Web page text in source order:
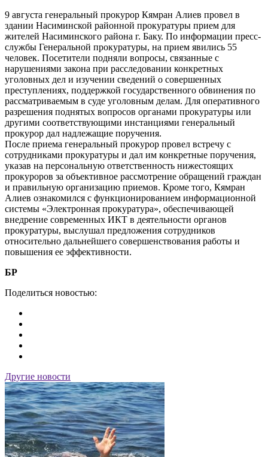
9 августа генеральный прокурор Кямран Алиев провел в
здании Насиминской районной прокуратуры прием для
жителей Насиминского района г. Баку. По информации пресс-
службы Генеральной прокуратуры, на прием явились 55
человек. Посетители подняли вопросы, связанные с
нарушениями закона при расследовании конкретных
уголовных дел и изучении сведений о совершенных
преступлениях, поддержкой государственного обвинения по
рассматриваемым в суде уголовным делам. Для оперативного
разрешения поднятых вопросов органами прокуратуры или
другими соответствующими инстанциями генеральный
прокурор дал надлежащие поручения.
После приема генеральный прокурор провел встречу с
сотрудниками прокуратуры и дал им конкретные поручения,
указав на персональную ответственность нижестоящих
прокуроров за объективное рассмотрение обращений граждан
и правильную организацию приемов. Кроме того, Кямран
Алиев ознакомился с функционированием информационной
системы «Электронная прокуратура», обеспечивающей
внедрение современных ИКТ в деятельности органов
прокуратуры, выслушал предложения сотрудников
относительно дальнейшего совершенствования работы и
повышения ее эффективности.
БР
Поделиться новостью:
Другие новости